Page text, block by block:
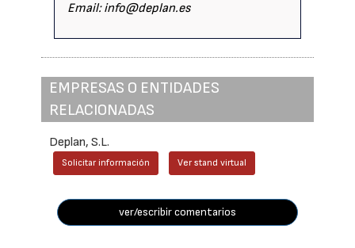
Email: info@deplan.es
EMPRESAS O ENTIDADES
RELACIONADAS
Deplan, S.L.
Solicitar información Ver stand virtual
ver/escribir comentarios